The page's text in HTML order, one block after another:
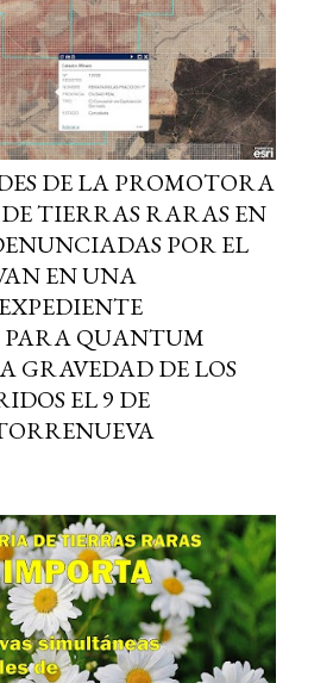
DE LA PROMOTORA
TIERRAS RARAS EN
POR EL
EN UNA
QUANTUM
GRAVEDAD DE LOS
EL 9 DE